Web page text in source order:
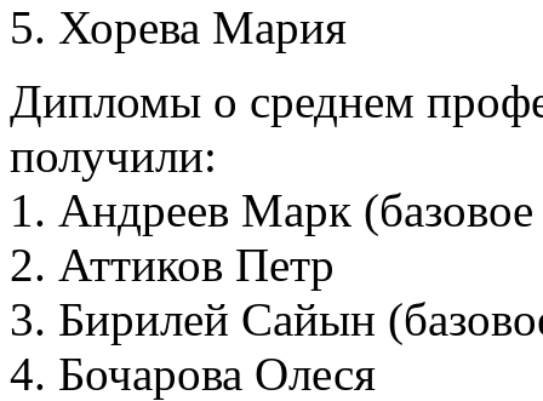
5. Хорева Мария
Дипломы о среднем
получили:
1. Андреев Марк
2. Аттиков Петр
3. Бирилей Сайын
4. Бочарова Олеся